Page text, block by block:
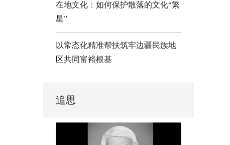
在地文化：如何保护散落的文化“繁
星”
以常态化精准帮扶筑牢边疆民族地
区共同富裕根基
追思